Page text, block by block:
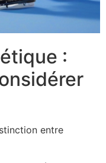
:
entre